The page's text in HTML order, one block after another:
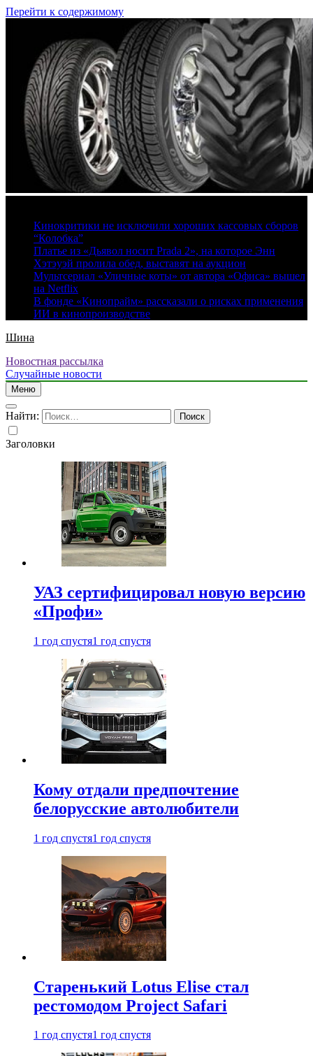
Перейти к содержимому
Кинокритики не исключили хороших кассовых сборов
“Колобка”
Платье из «Дьявол носит Prada 2», на которое Энн
Хэтэуэй пролила обед, выставят на аукцион
Мультсериал «Уличные коты» от автора «Офиса» вышел
на Netflix
В фонде «Кинопрайм» рассказали о рисках применения
ИИ в кинопроизводстве
Шина
Новостная рассылка
Случайные новости
Меню
Найти:
Заголовки
УАЗ сертифицировал новую версию
«Профи»
1 год спустя1 год спустя
Кому отдали предпочтение
белорусские автолюбители
1 год спустя1 год спустя
Старенький Lotus Elise стал
рестомодом Project Safari
1 год спустя1 год спустя